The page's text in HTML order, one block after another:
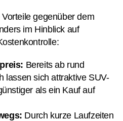
gegenüber dem
im Hinblick auf
Bereits ab rund
lassen sich attraktive SUV-
als ein Kauf auf
Durch kurze Laufzeiten